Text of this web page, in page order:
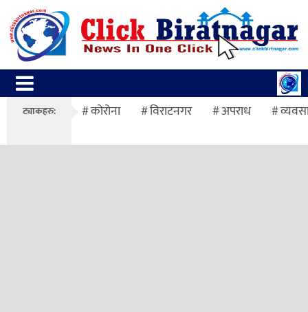
ट्याकहरु: कोरोना विराटनगर अपराध